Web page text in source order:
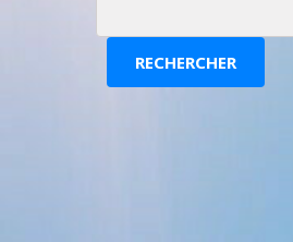
RECHERCHER